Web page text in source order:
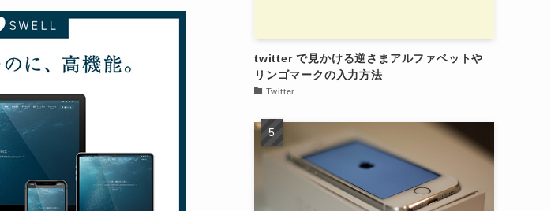
twitter で見かける逆さまアルファベットや
リンゴマークの入力方法
Twitter